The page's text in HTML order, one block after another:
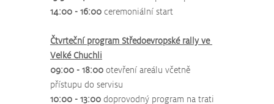
14:00 - 16:00 ceremoniální start
Čtvrteční program Středoevropské rally ve
Velké Chuchli
09:00 - 18:00 otevření areálu včetně
přístupu do servisu
10:00 - 13:00 doprovodný program na trati